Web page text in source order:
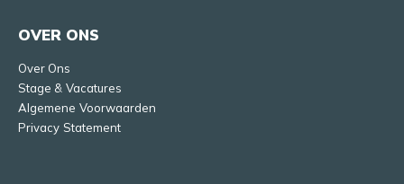
OVER ONS
Over Ons
Stage & Vacatures
Algemene Voorwaarden
Privacy Statement